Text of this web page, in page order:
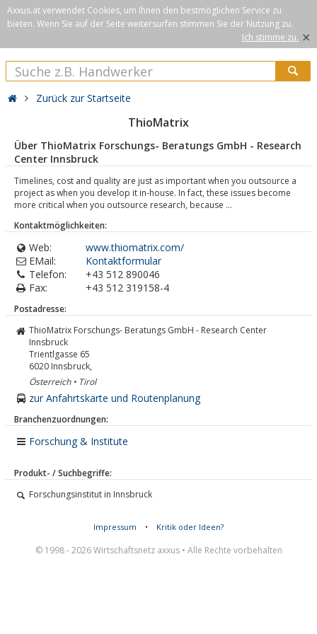
Axxus.at verwendet Cookies, um Ihnen den bestmöglichen Service zu
bieten. Wenn Sie auf der Seite weitersurfen stimmen Sie der Nutzung zu.
Ich stimme zu. ×
Zurück zur Startseite
ThioMatrix
Über ThioMatrix Forschungs- Beratungs GmbH - Research
Center Innsbruck
Timelines, cost and quality are just as important when you outsource a
project as when you develop it in-house. In fact, these issues become
more critical when you outsource research, because ...
Kontaktmöglichkeiten:
Web:
www.thiomatrix.com/
EMail:
Kontaktformular
Telefon:
+43 512 890046
Fax:
+43 512 319158-4
Postadresse:
ThioMatrix Forschungs- Beratungs GmbH - Research Center
Innsbruck
Trientlgasse 65
6020 Innsbruck,
Österreich • Tirol
zur Anfahrtskarte und Routenplanung
Branchenzuordnungen:
Forschung & Institute
Produkt- / Suchbegriffe:
Forschungsinstitut in Innsbruck
Impressum • Kritik oder Ideen?
© 1998 - 2026 Wirtschaftsnetz axxus • Alle Rechte vorbehalten